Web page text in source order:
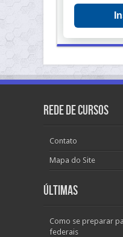
Rede de Cursos
Contato
Mapa do Site
Últimas
Como se preparar
federais